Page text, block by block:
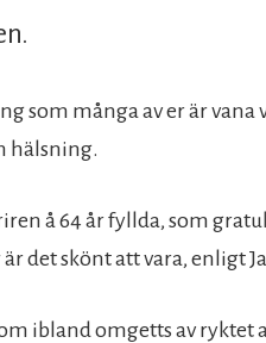
som många av er är vana
hälsning.
å 64 år fyllda, som
det skönt att vara, enligt
ibland omgetts av ryktet